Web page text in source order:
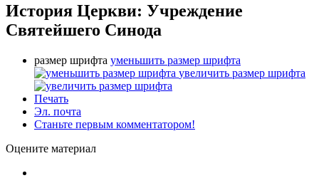
История Церкви: Учреждение
Святейшего Синода
размер шрифта уменьшить размер шрифта
увеличить размер шрифта
Печать
Эл. почта
Станьте первым комментатором!
Оцените материал